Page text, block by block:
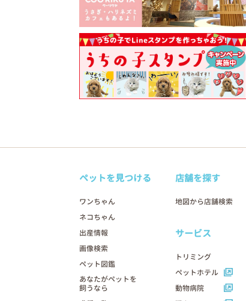
ペットを見つける
ワンちゃん
ネコちゃん
出産情報
画像検索
ペット図鑑
あなたがペットを
飼うなら
店舗を探す
地図から店舗検索
サービス
トリミング
ペットホテル
動物病院